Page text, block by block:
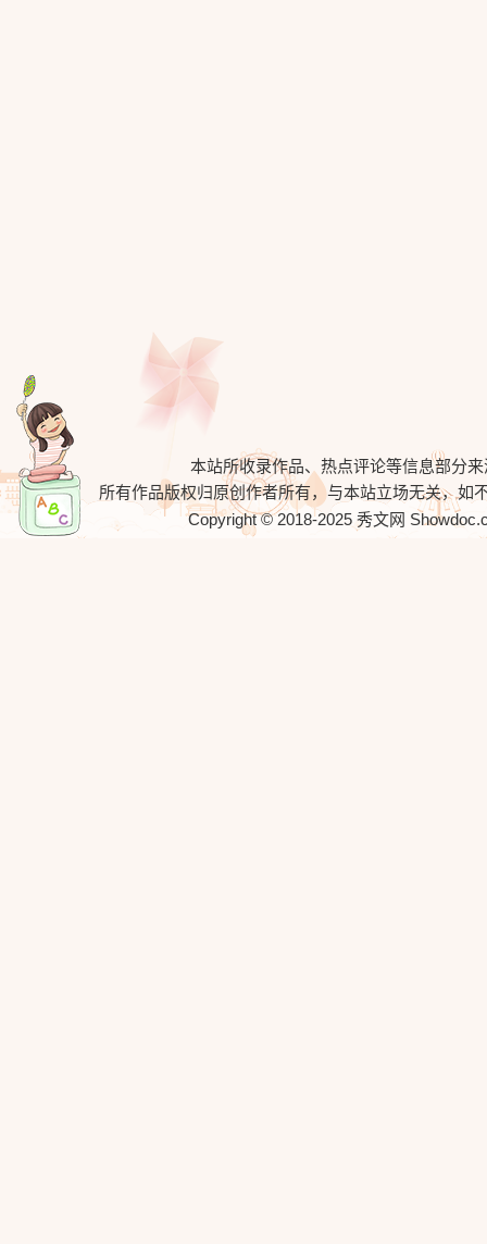
本站所收录作品、热点评论等信息部分
所有作品版权归原创作者所有，与本站立场无关，如
Copyright © 2018-2025 秀文网